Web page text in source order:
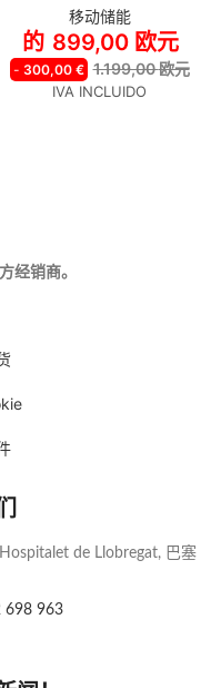
Pionner Na (Sodium-ion) + 100
Solar
Pionner Na (Sodium-ion) + 200
Solar
Pionner Na (Sodium-ion) + 350
移动储能
的 899,00 欧元
- 300,00 € 1.199,00欧元
IVA INCLUIDO
经销商。
de Llobregat, 巴塞
698 963